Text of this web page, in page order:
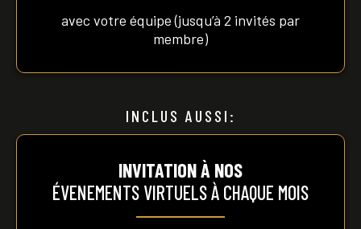
avec votre équipe (jusqu’à 2 invités par
membre)
INCLUS AUSSI:
​​INVITATION À NOS
ÉVENEMENTS VIRTUELS À CHAQUE MOIS